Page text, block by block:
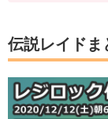
伝説レイドま